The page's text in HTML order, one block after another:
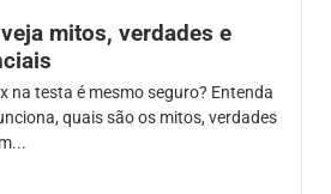
mitos, verdades e
na testa é mesmo seguro? Entenda
quais são os mitos, verdades